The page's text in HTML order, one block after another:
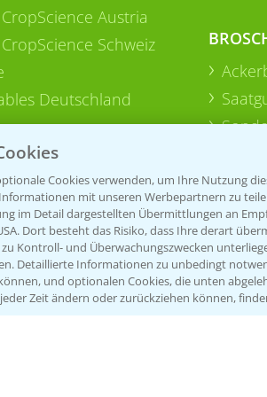
Austria
Schweiz
Deutschland
Cookies verwenden, um Ihre Nutzung
mit unseren Werbepartnern zu
im Detail dargestellten Übermittlungen an
Dort besteht das Risiko, dass Ihre derart
Kontroll- und Überwachungszwecken
Detaillierte Informationen zu unbedingt
und optionalen Cookies, die unten
Zeit ändern oder zurückziehen können,